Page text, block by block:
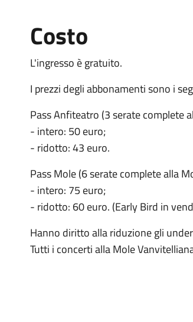
Costo
L'ingresso è gratuito.
I prezzi degli abbonamenti sono i
Pass Anfiteatro (3 serate complete
- intero: 50 euro;
- ridotto: 43 euro.
Pass Mole (6 serate complete alla
- intero: 75 euro;
- ridotto: 60 euro. (Early Bird in
Hanno diritto alla riduzione gli under
Tutti i concerti alla Mole